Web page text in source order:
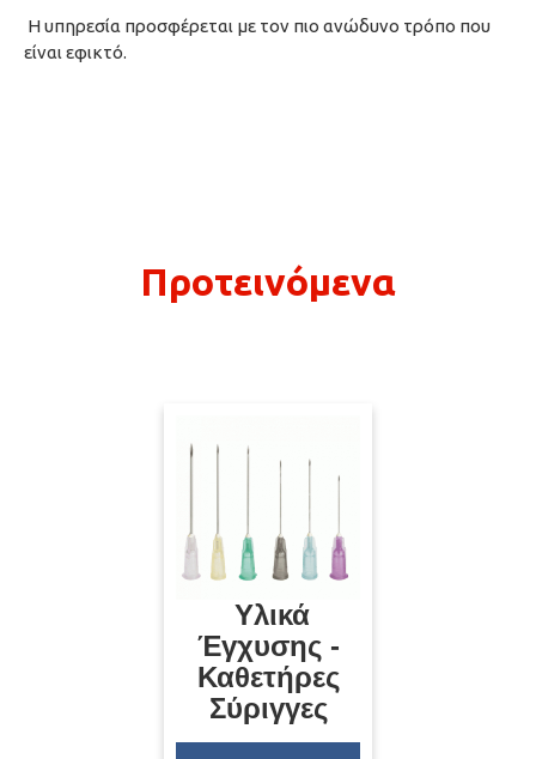
Η υπηρεσία προσφέρεται με τον πιο ανώδυνο τρόπο που
είναι εφικτό.
Προτεινόμενα
Υλικά
Έγχυσης -
Καθετήρες
Σύριγγες